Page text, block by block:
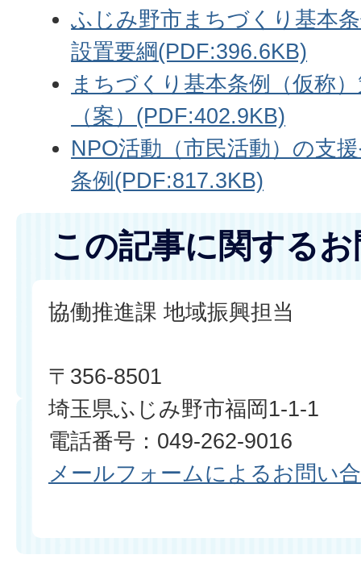
ふじみ野市まちづくり基本
設置要綱(PDF:396.6KB)
まちづくり基本条例（仮称
（案）(PDF:402.9KB)
NPO活動（市民活動）の支
条例(PDF:817.3KB)
この記事に関する
協働推進課 地域振興担当
〒356-8501
埼玉県ふじみ野市福岡1-1-1
電話番号：049-262-9016
メールフォームによるお問い